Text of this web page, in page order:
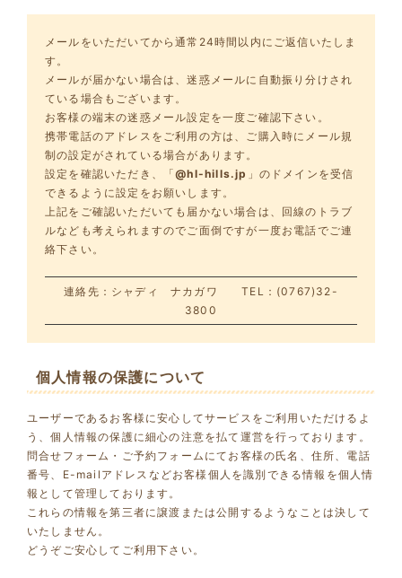
メールをいただいてから通常24時間以内にご返信いたしま
す。
メールが届かない場合は、迷惑メールに自動振り分けされ
ている場合もございます。
お客様の端末の迷惑メール設定を一度ご確認下さい。
携帯電話のアドレスをご利用の方は、ご購入時にメール規
制の設定がされている場合があります。
設定を確認いただき、「@hl-hills.jp 」のドメインを受信
できるように設定をお願いします。
上記をご確認いただいても届かない場合は、回線のトラブ
ルなども考えられますのでご面倒ですが一度お電話でご連
絡下さい。
連絡先：シャディ ナカガワ TEL：(0767)32-
3800
個人情報の保護について
ユーザーであるお客様に安心してサービスをご利用いただけるよ
う、個人情報の保護に細心の注意を払て運営を行っております。
問合せフォーム・ご予約フォームにてお客様の氏名、住所、電話
番号、E-mailアドレスなどお客様個人を識別できる情報を個人情
報として管理しております。
これらの情報を第三者に譲渡または公開するようなことは決して
いたしません。
どうぞご安心してご利用下さい。